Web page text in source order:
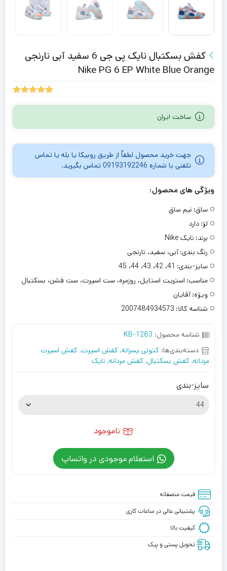
کفش بسکتبال نایک پی جی 6 سفید آبی نارنجی
Nike PG 6 EP White Blue Orange
ساخت ایران
جهت خرید محصول لطفاٌ از طریق روبیکا یا بله یا تماس
تلفنی با شماره 09193192246 تماس بگیرید.
ویژگی های محصول:
ساق: نیم ساق
لژ: دارد
برند: نایک Nike
رنگ بندی: آبی، سفید، نارنجی
سایز-بندی: 41، 42، 43، 44، 45
مناسب: استریت استایل، روزمره، ست اسپرت، ست فشن، بسکتبال
ویژه: آقایان
شناسه کالا: 2007484934573
شناسه محصول: KB-1283
دسته‌بندی‌ها: کتونی پسرانه, کفش اسپرت, کفش اسپرت
مردانه, کفش بسکتبال, کفش مردانه, نایک
سایز-بندی
ناموجود
استعلام موجودی در واتساپ
قیمت منصفانه
پشتیبانی عالی در ساعات کاری
کیفیت بالا
تحویل پستی و پیک